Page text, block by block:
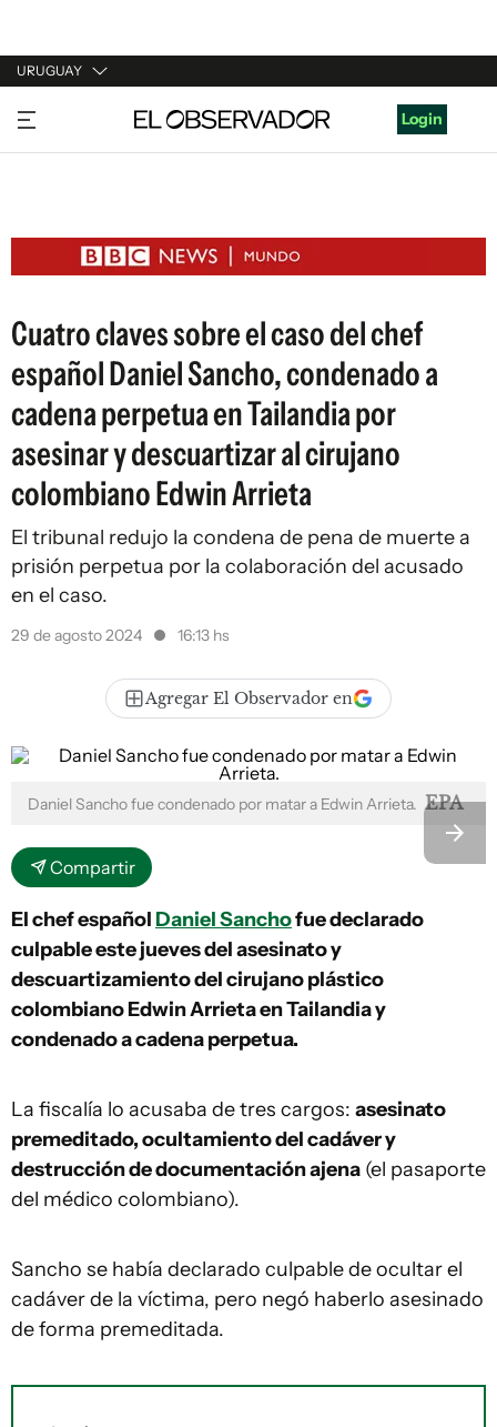
URUGUAY
URUGUAY
ARGENTINA
ESTADOS UNIDOS
Login
Cuatro claves sobre el caso del chef
español Daniel Sancho, condenado a
cadena perpetua en Tailandia por
asesinar y descuartizar al cirujano
colombiano Edwin Arrieta
El tribunal redujo la condena de pena de muerte a
prisión perpetua por la colaboración del acusado
en el caso.
29 de agosto 2024 16:13 hs
Agregar El Observador en
Daniel Sancho fue condenado por matar a Edwin Arrieta. EPA
Compartir
El chef españolDaniel Sanchofue declarado
culpable este jueves del asesinato y
descuartizamiento del cirujano plástico
colombiano Edwin Arrieta en Tailandia y
condenado a cadena perpetua.
La fiscalía lo acusaba de tres cargos: asesinato
premeditado, ocultamiento del cadáver y
destrucción de documentación ajena (el pasaporte
del médico colombiano).
Sancho se había declarado culpable de ocultar el
cadáver de la víctima, pero negó haberlo asesinado
de forma premeditada.